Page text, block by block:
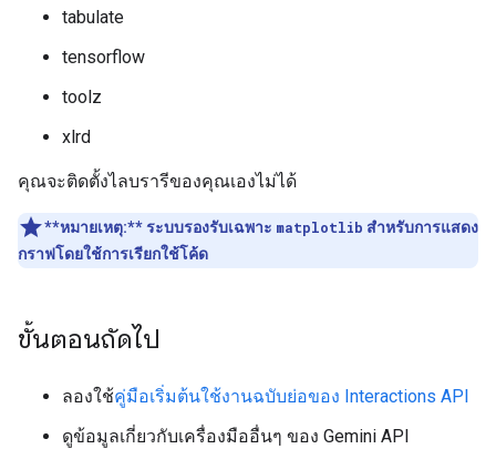
tabulate
tensorflow
toolz
xlrd
คุณจะติดตั้งไลบรารีของคุณเองไม่ได้
**หมายเหตุ:**ระบบรองรับเฉพาะ matplotlib สำหรับการแสดง
กราฟโดยใช้การเรียกใช้โค้ด
ขั้นตอนถัดไป
ลองใช้คู่มือเริ่มต้นใช้งานฉบับย่อของ Interactions API
ดูข้อมูลเกี่ยวกับเครื่องมืออื่นๆ ของ Gemini API